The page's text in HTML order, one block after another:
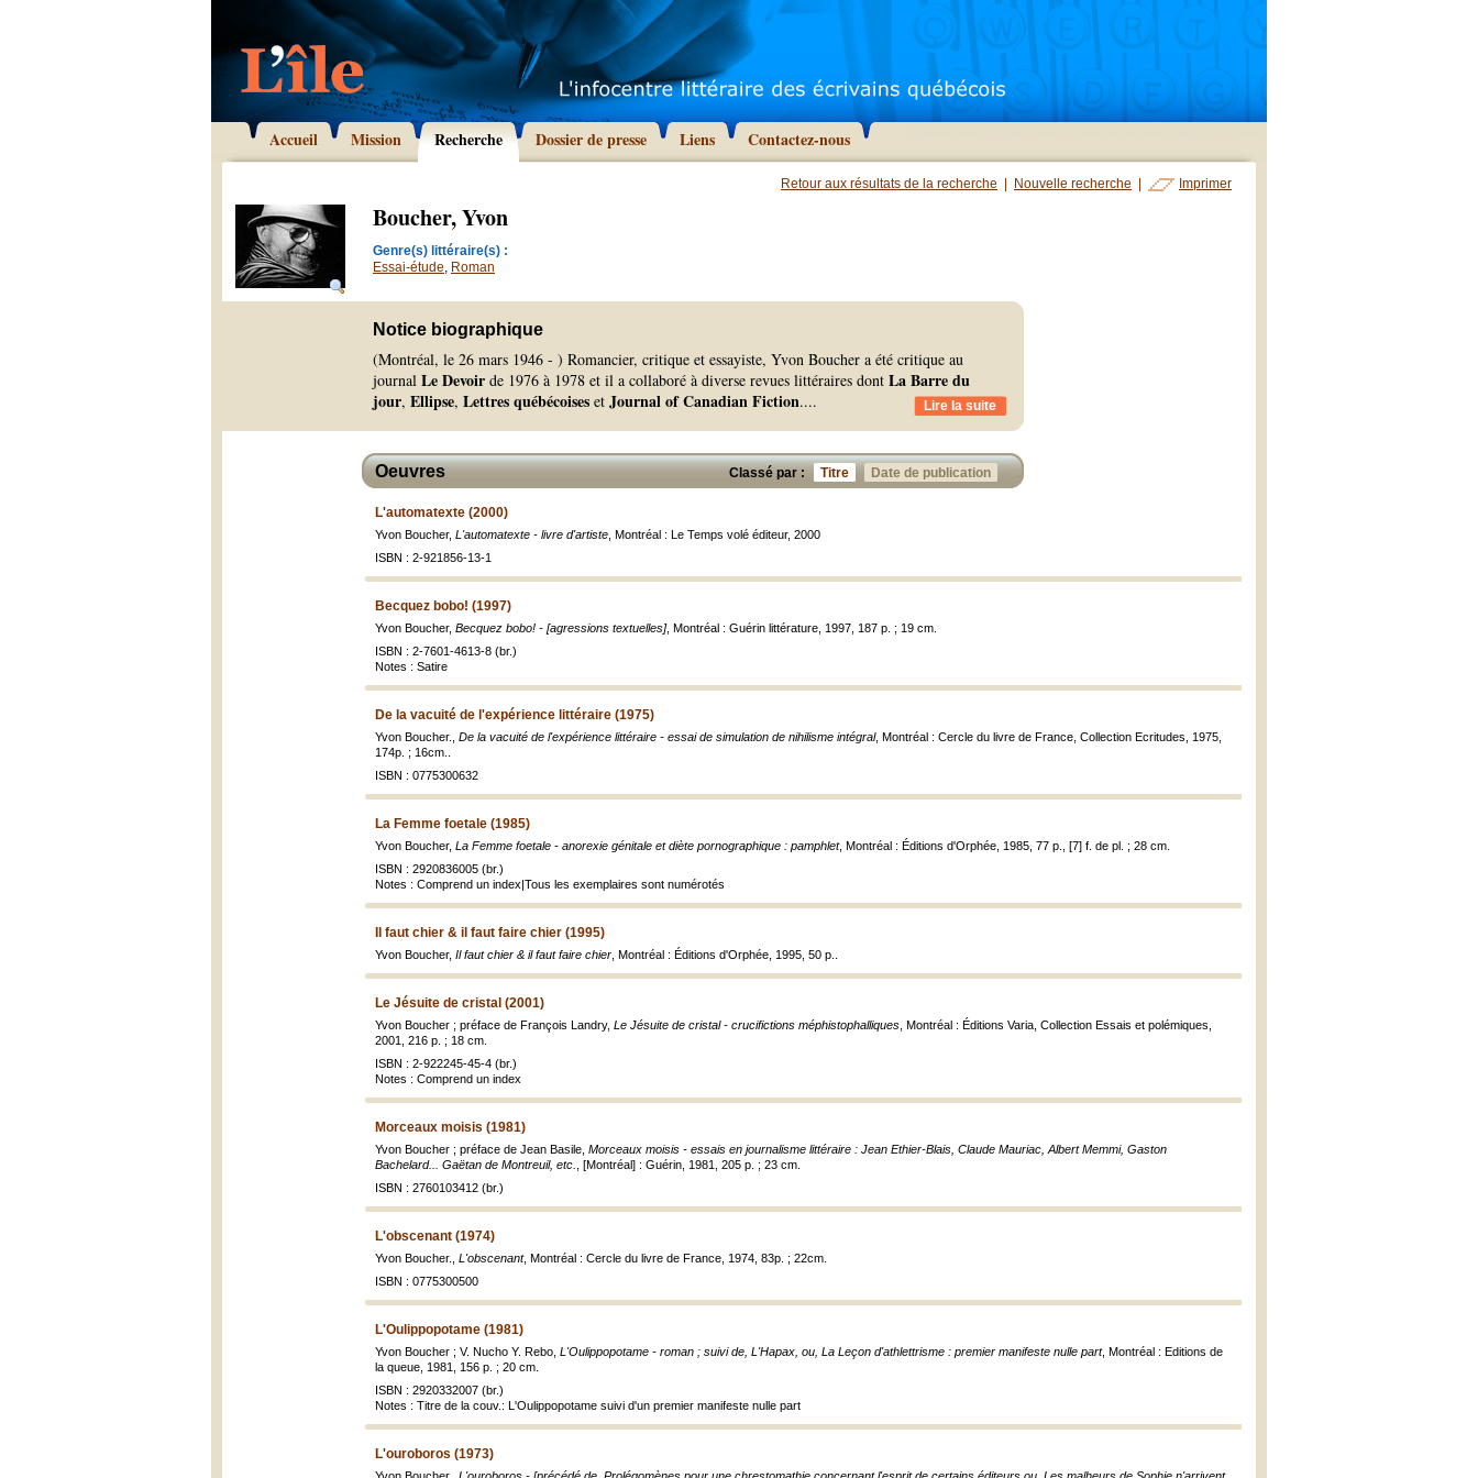
Accueil Mission Recherche Dossier de presse Liens Contactez-nous
Retour aux résultats de la recherche Nouvelle recherche Imprimer
Boucher, Yvon
Genre(s) littéraire(s) :
Essai-étude, Roman
Notice biographique
(Montréal, le 26 mars 1946 - ) Romancier, critique et essayiste, Yvon Boucher a été critique au
journal Le Devoir de 1976 à 1978 et il a collaboré à diverse revues littéraires dont La Barre du
jour, Ellipse, Lettres québécoises et Journal of Canadian Fiction.... Lire la suite
Classé par : Titre Date de publication
Oeuvres
L'automatexte (2000)
Yvon Boucher, L'automatexte - livre d'artiste , Montréal : Le Temps volé éditeur, 2000
ISBN : 2-921856-13-1
Becquez bobo! (1997)
Yvon Boucher, Becquez bobo! - [agressions textuelles], Montréal : Guérin littérature, 1997, 187 p. ; 19 cm.
ISBN : 2-7601-4613-8 (br.)
Notes : Satire
De la vacuité de l'expérience littéraire (1975)
Yvon Boucher., De la vacuité de l'expérience littéraire - essai de simulation de nihilisme intégral, Montréal : Cercle du livre de France, Collection Ecritudes, 1975,
174p. ; 16cm..
ISBN : 0775300632
La Femme foetale (1985)
Yvon Boucher, La Femme foetale - anorexie génitale et diète pornographique : pamphlet, Montréal : Éditions d'Orphée, 1985, 77 p., [7] f. de pl. ; 28 cm.
ISBN : 2920836005 (br.)
Notes : Comprend un index|Tous les exemplaires sont numérotés
Il faut chier & il faut faire chier (1995)
Yvon Boucher, Il faut chier & il faut faire chier , Montréal : Éditions d'Orphée, 1995, 50 p..
Le Jésuite de cristal (2001)
Yvon Boucher ; préface de François Landry, Le Jésuite de cristal - crucifictions méphistophalliques , Montréal : Éditions Varia, Collection Essais et polémiques,
2001, 216 p. ; 18 cm.
ISBN : 2-922245-45-4 (br.)
Notes : Comprend un index
Morceaux moisis (1981)
Yvon Boucher ; préface de Jean Basile, Morceaux moisis - essais en journalisme littéraire : Jean Ethier-Blais, Claude Mauriac, Albert Memmi, Gaston
Bachelard... Gaëtan de Montreuil, etc.
, [Montréal] : Guérin, 1981, 205 p. ; 23 cm.
ISBN : 2760103412 (br.)
L'obscenant (1974)
Yvon Boucher., L'obscenant, Montréal : Cercle du livre de France, 1974, 83p. ; 22cm.
ISBN : 0775300500
L'Oulippopotame (1981)
Yvon Boucher ; V. Nucho Y. Rebo, L'Oulippopotame - roman ; suivi de, L'Hapax, ou, La Leçon d'athlettrisme : premier manifeste nulle part, Montréal : Editions de
la queue, 1981, 156 p. ; 20 cm.
ISBN : 2920332007 (br.)
Notes : Titre de la couv.: L'Oulippopotame suivi d'un premier manifeste nulle part
L'ouroboros (1973)